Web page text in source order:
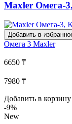
Maxler Омега-
Добавить в
Омега 3 Maxler
6650 ₸
7980 ₸
Добавить в корзину
-9%
New